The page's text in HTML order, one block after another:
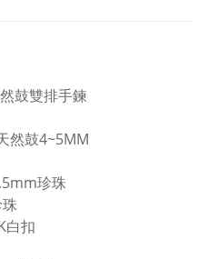
鼓雙排手鍊
然鼓4~5MM
珍珠
白扣